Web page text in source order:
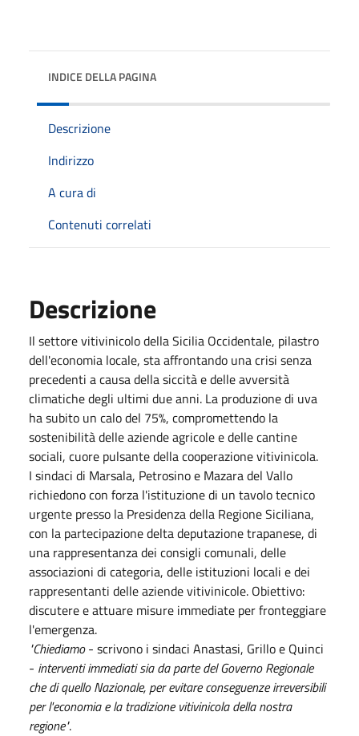
INDICE DELLA PAGINA
Descrizione
Indirizzo
A cura di
Contenuti correlati
Descrizione
Il settore vitivinicolo della Sicilia Occidentale, pilastro
dell'economia locale, sta affrontando una crisi senza
precedenti a causa della siccità e delle avversità
climatiche degli ultimi due anni. La produzione di uva
ha subito un calo del 75%, compromettendo la
sostenibilità delle aziende agricole e delle cantine
sociali, cuore pulsante della cooperazione vitivinicola.
I sindaci di Marsala, Petrosino e Mazara del Vallo
richiedono con forza l'istituzione di un tavolo tecnico
urgente presso la Presidenza della Regione Siciliana,
con la partecipazione delta deputazione trapanese, di
una rappresentanza dei consigli comunali, delle
associazioni di categoria, delle istituzioni locali e dei
rappresentanti delle aziende vitivinicole. Obiettivo:
discutere e attuare misure immediate per fronteggiare
l'emergenza.
"Chiediamo- scrivono i sindaci Anastasi, Grillo e Quinci
- interventi immediati sia da parte del Governo Regionale
che di quello Nazionale, per evitare conseguenze irreversibili
per l'economia e la tradizione vitivinicola della nostra
regione".